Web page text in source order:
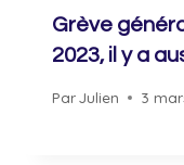
Grève
2023, il y a
ParJulien 3